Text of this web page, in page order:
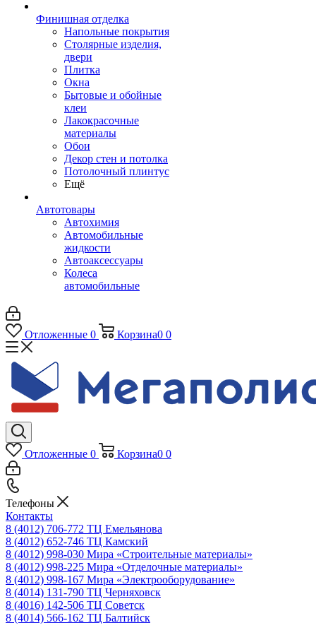
Финишная отделка
Напольные покрытия
Столярные изделия,
двери
Плитка
Окна
Бытовые и обойные
клеи
Лакокрасочные
материалы
Обои
Декор стен и потолка
Потолочный плинтус
Ещё
Автотовары
Автохимия
Автомобильные
жидкости
Автоаксессуары
Колеса
автомобильные
Отложенные 0 Корзина0 0
Отложенные 0 Корзина0 0
Телефоны
Контакты
8 (4012) 706-772 ТЦ Емельянова
8 (4012) 652-746 ТЦ Камский
8 (4012) 998-030 Мира «Строительные материалы»
8 (4012) 998-225 Мира «Отделочные материалы»
8 (4012) 998-167 Мира «Электрооборудование»
8 (4014) 131-790 ТЦ Черняховск
8 (4016) 142-506 ТЦ Советск
8 (4014) 566-162 ТЦ Балтийск